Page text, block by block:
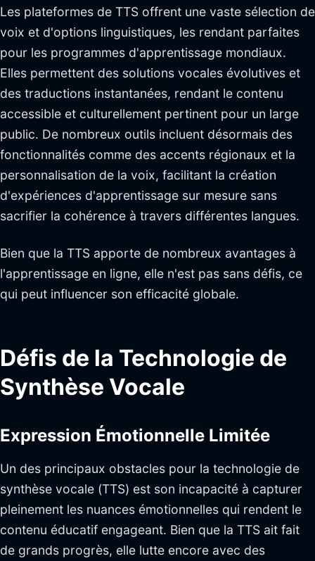
Les plateformes de TTS offrent une vaste sélection de
voix et d'options linguistiques, les rendant parfaites
pour les programmes d'apprentissage mondiaux.
Elles permettent des solutions vocales évolutives et
des traductions instantanées, rendant le contenu
accessible et culturellement pertinent pour un large
public. De nombreux outils incluent désormais des
fonctionnalités comme des accents régionaux et la
personnalisation de la voix, facilitant la création
d'expériences d'apprentissage sur mesure sans
sacrifier la cohérence à travers différentes langues.
Bien que la TTS apporte de nombreux avantages à
l'apprentissage en ligne, elle n'est pas sans défis, ce
qui peut influencer son efficacité globale.
Défis de la Technologie de
Synthèse Vocale
Expression Émotionnelle Limitée
Un des principaux obstacles pour la technologie de
synthèse vocale (TTS) est son incapacité à capturer
pleinement les nuances émotionnelles qui rendent le
contenu éducatif engageant. Bien que la TTS ait fait
de grands progrès, elle lutte encore avec des